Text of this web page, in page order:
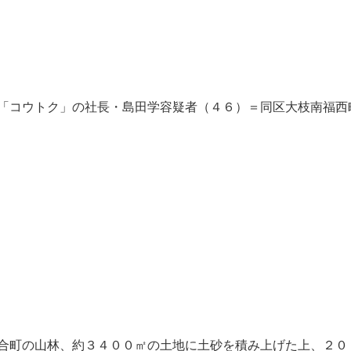
ウトク」の社長・島田学容疑者（４６）＝同区大枝南福西
の山林、約３４００㎡の土地に土砂を積み上げた上、２０